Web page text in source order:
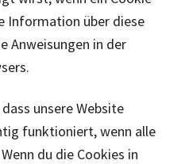
Information über diese
Anweisungen in der
unsere Website
funktioniert, wenn alle
du die Cookies in